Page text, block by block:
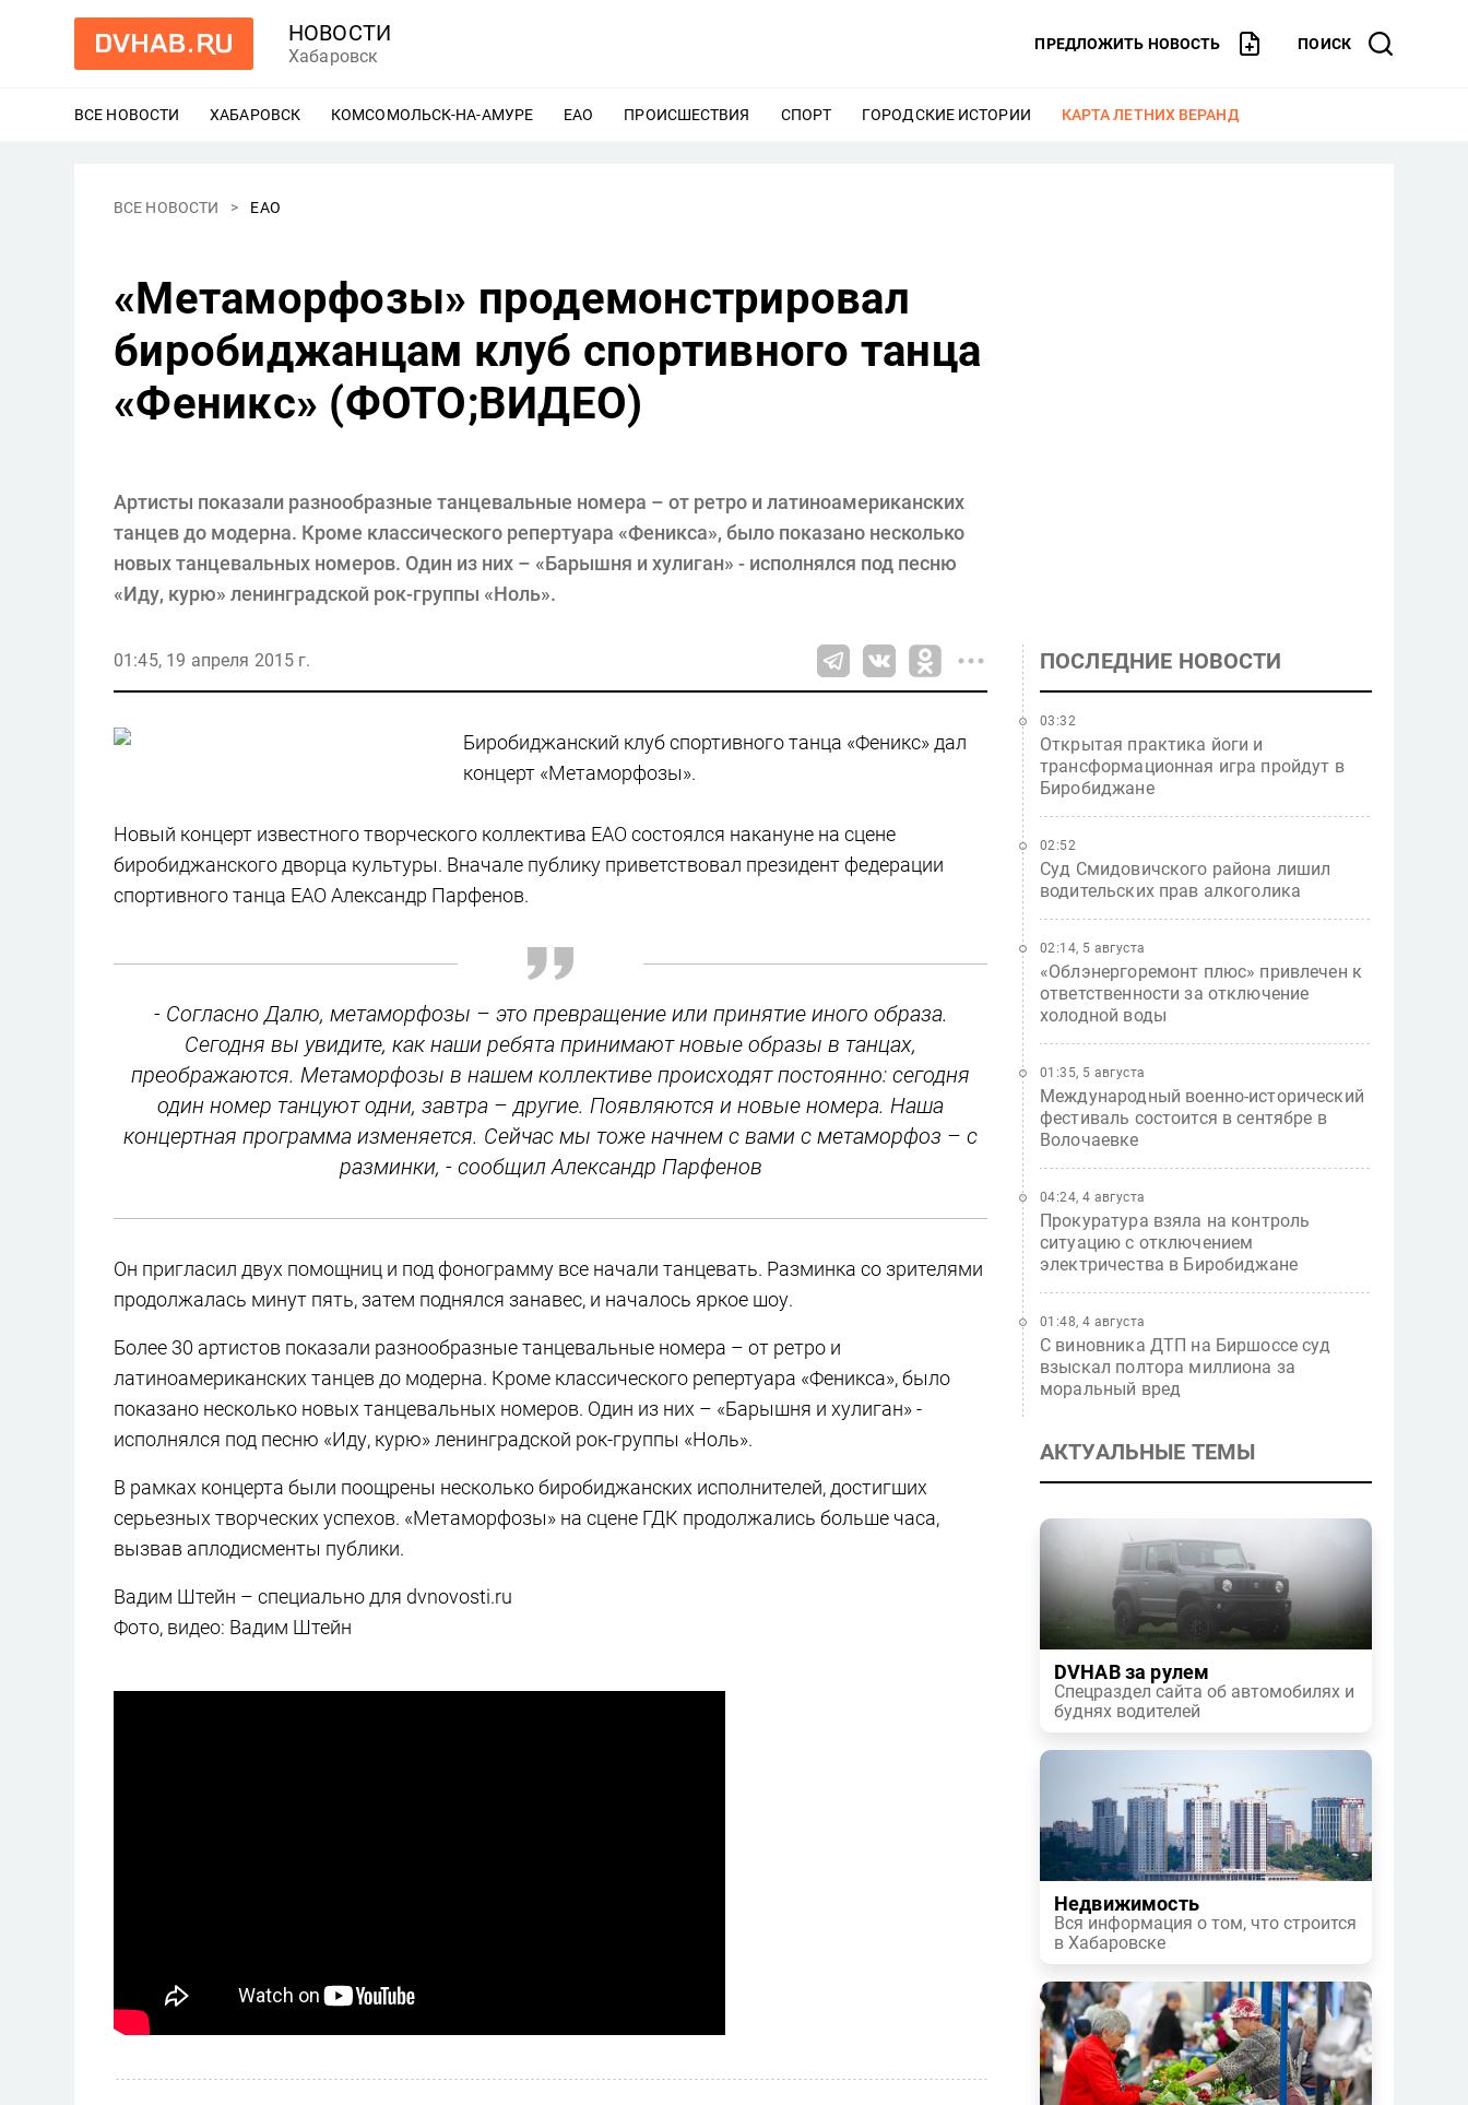
НОВОСТИ
Хабаровск
ПРЕДЛОЖИТЬ НОВОСТЬ ПОИСК
ВСЕ НОВОСТИ ХАБАРОВСК ЕЩЕ
КОМСОМОЛЬСК-НА-АМУРЕ ЕЩЕ
ЕАО ЕЩЕ
ПРОИСШЕСТВИЯ ЕЩЕ
СПОРТ ЕЩЕ
ГОРОДСКИЕ ИСТОРИИ ЕЩЕ
КАРТА ЛЕТНИХ ВЕРАНД
ВСЕ НОВОСТИ ЕАО
«Метаморфозы» продемонстрировал
биробиджанцам клуб спортивного танца
«Феникс» (ФОТО;ВИДЕО)
Артисты показали разнообразные танцевальные номера – от ретро и латиноамериканских
танцев до модерна. Кроме классического репертуара «Феникса», было показано несколько
новых танцевальных номеров. Один из них – «Барышня и хулиган» - исполнялся под песню
«Иду, курю» ленинградской рок-группы «Ноль».
01:45, 19 апреля 2015 г.
Биробиджанский клуб спортивного танца «Феникс» дал
концерт «Метаморфозы».
Новый концерт известного творческого коллектива ЕАО состоялся накануне на сцене
биробиджанского дворца культуры. Вначале публику приветствовал президент федерации
спортивного танца ЕАО Александр Парфенов.
- Согласно Далю, метаморфозы – это превращение или принятие иного образа.
Сегодня вы увидите, как наши ребята принимают новые образы в танцах,
преображаются. Метаморфозы в нашем коллективе происходят постоянно: сегодня
один номер танцуют одни, завтра – другие. Появляются и новые номера. Наша
концертная программа изменяется. Сейчас мы тоже начнем с вами с метаморфоз – с
разминки, - сообщил Александр Парфенов
Он пригласил двух помощниц и под фонограмму все начали танцевать. Разминка со зрителями
продолжалась минут пять, затем поднялся занавес, и началось яркое шоу.
Более 30 артистов показали разнообразные танцевальные номера – от ретро и
латиноамериканских танцев до модерна. Кроме классического репертуара «Феникса», было
показано несколько новых танцевальных номеров. Один из них – «Барышня и хулиган» -
исполнялся под песню «Иду, курю» ленинградской рок-группы «Ноль».
В рамках концерта были поощрены несколько биробиджанских исполнителей, достигших
серьезных творческих успехов. «Метаморфозы» на сцене ГДК продолжались больше часа,
вызвав аплодисменты публики.
Вадим Штейн – специально для dvnovosti.ru
Фото, видео: Вадим Штейн
ПОСЛЕДНИЕ НОВОСТИ
Открытая практика йоги и
трансформационная игра пройдут в
Биробиджане
03:32
Суд Смидовичского района лишил
водительских прав алкоголика
02:52
«Облэнергоремонт плюс» привлечен к
ответственности за отключение
холодной воды
02:14, 5 августа
Международный военно-исторический
фестиваль состоится в сентябре в
Волочаевке
01:35, 5 августа
Прокуратура взяла на контроль
ситуацию с отключением
электричества в Биробиджане
04:24, 4 августа
С виновника ДТП на Биршоссе суд
взыскал полтора миллиона за
моральный вред
01:48, 4 августа
АКТУАЛЬНЫЕ ТЕМЫ
DVHAB за рулем
Спецраздел сайта об автомобилях и
буднях водителей
Недвижимость
Вся информация о том, что строится
в Хабаровске